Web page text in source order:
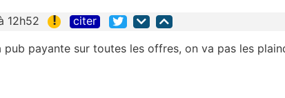
12h52 ! citer
pub payante sur toutes les offres, on va pas les